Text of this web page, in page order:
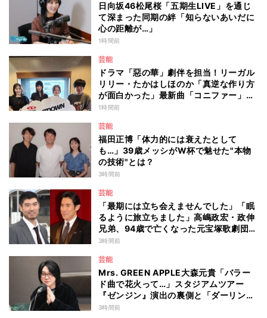
日向坂46松尾桜「五期生LIVE」を通じ
て深まった同期の絆「知らないあいだに
心の距離が…」
1時間前
芸能
ドラマ「惡の華」劇伴を担当！リーガル
リリー・たかはしほのか「真逆な作り方
が面白かった」最新曲「コニファー」制
作秘話も
1時間前
芸能
福田正博「体力的には衰えたとして
も…」39歳メッシがW杯で魅せた"本物
の技術"とは？
3時間前
芸能
「最期には立ち会えませんでした」「眠
るように旅立ちました」高嶋政宏・政伸
兄弟、94歳で亡くなった元宝塚歌劇団ト
ップスターの母・寿美花代を追悼 ここ
いた
3時間前
芸能
Mrs. GREEN APPLE大森元貴「バラー
ド曲で花火って…」スタジアムツアー
『ゼンジン』演出の裏側と「ダーリン」
への思いを語る
3時間前